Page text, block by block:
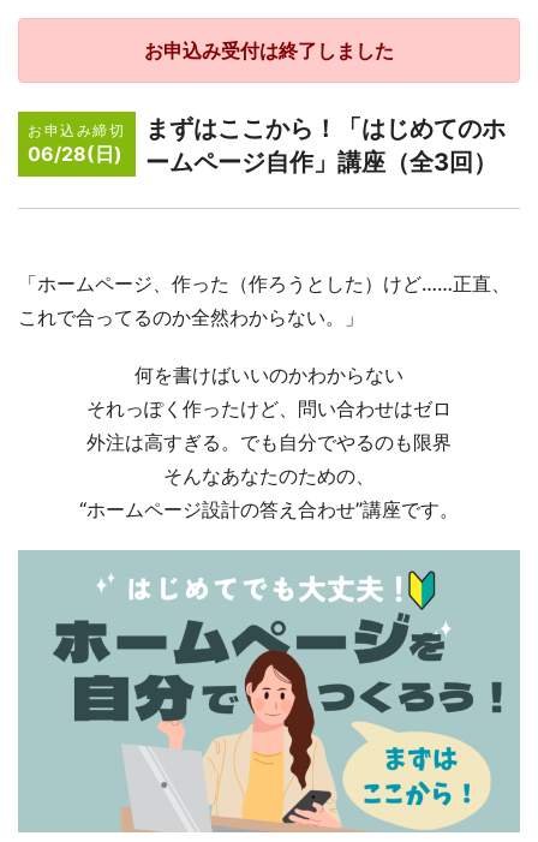
お申込み受付は終了しました
お申込み締切
06/28(日)
まずはここから！「はじめてのホ
ームページ自作」講座（全3回）
「ホームページ、作った（作ろうとした）けど……正直、
これで合ってるのか全然わからない。」
何を書けばいいのかわからない
それっぽく作ったけど、問い合わせはゼロ
外注は高すぎる。でも自分でやるのも限界
そんなあなたのための、
“ホームページ設計の答え合わせ”講座です。